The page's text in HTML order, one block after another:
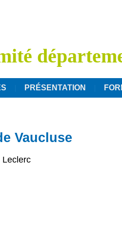
PRÉSENTATION
Vaucluse
Leclerc